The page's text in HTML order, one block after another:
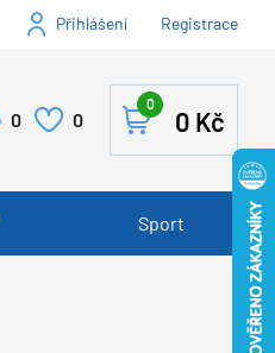
Přihlášení Registrace
0 0 0 Kč
0
Sport